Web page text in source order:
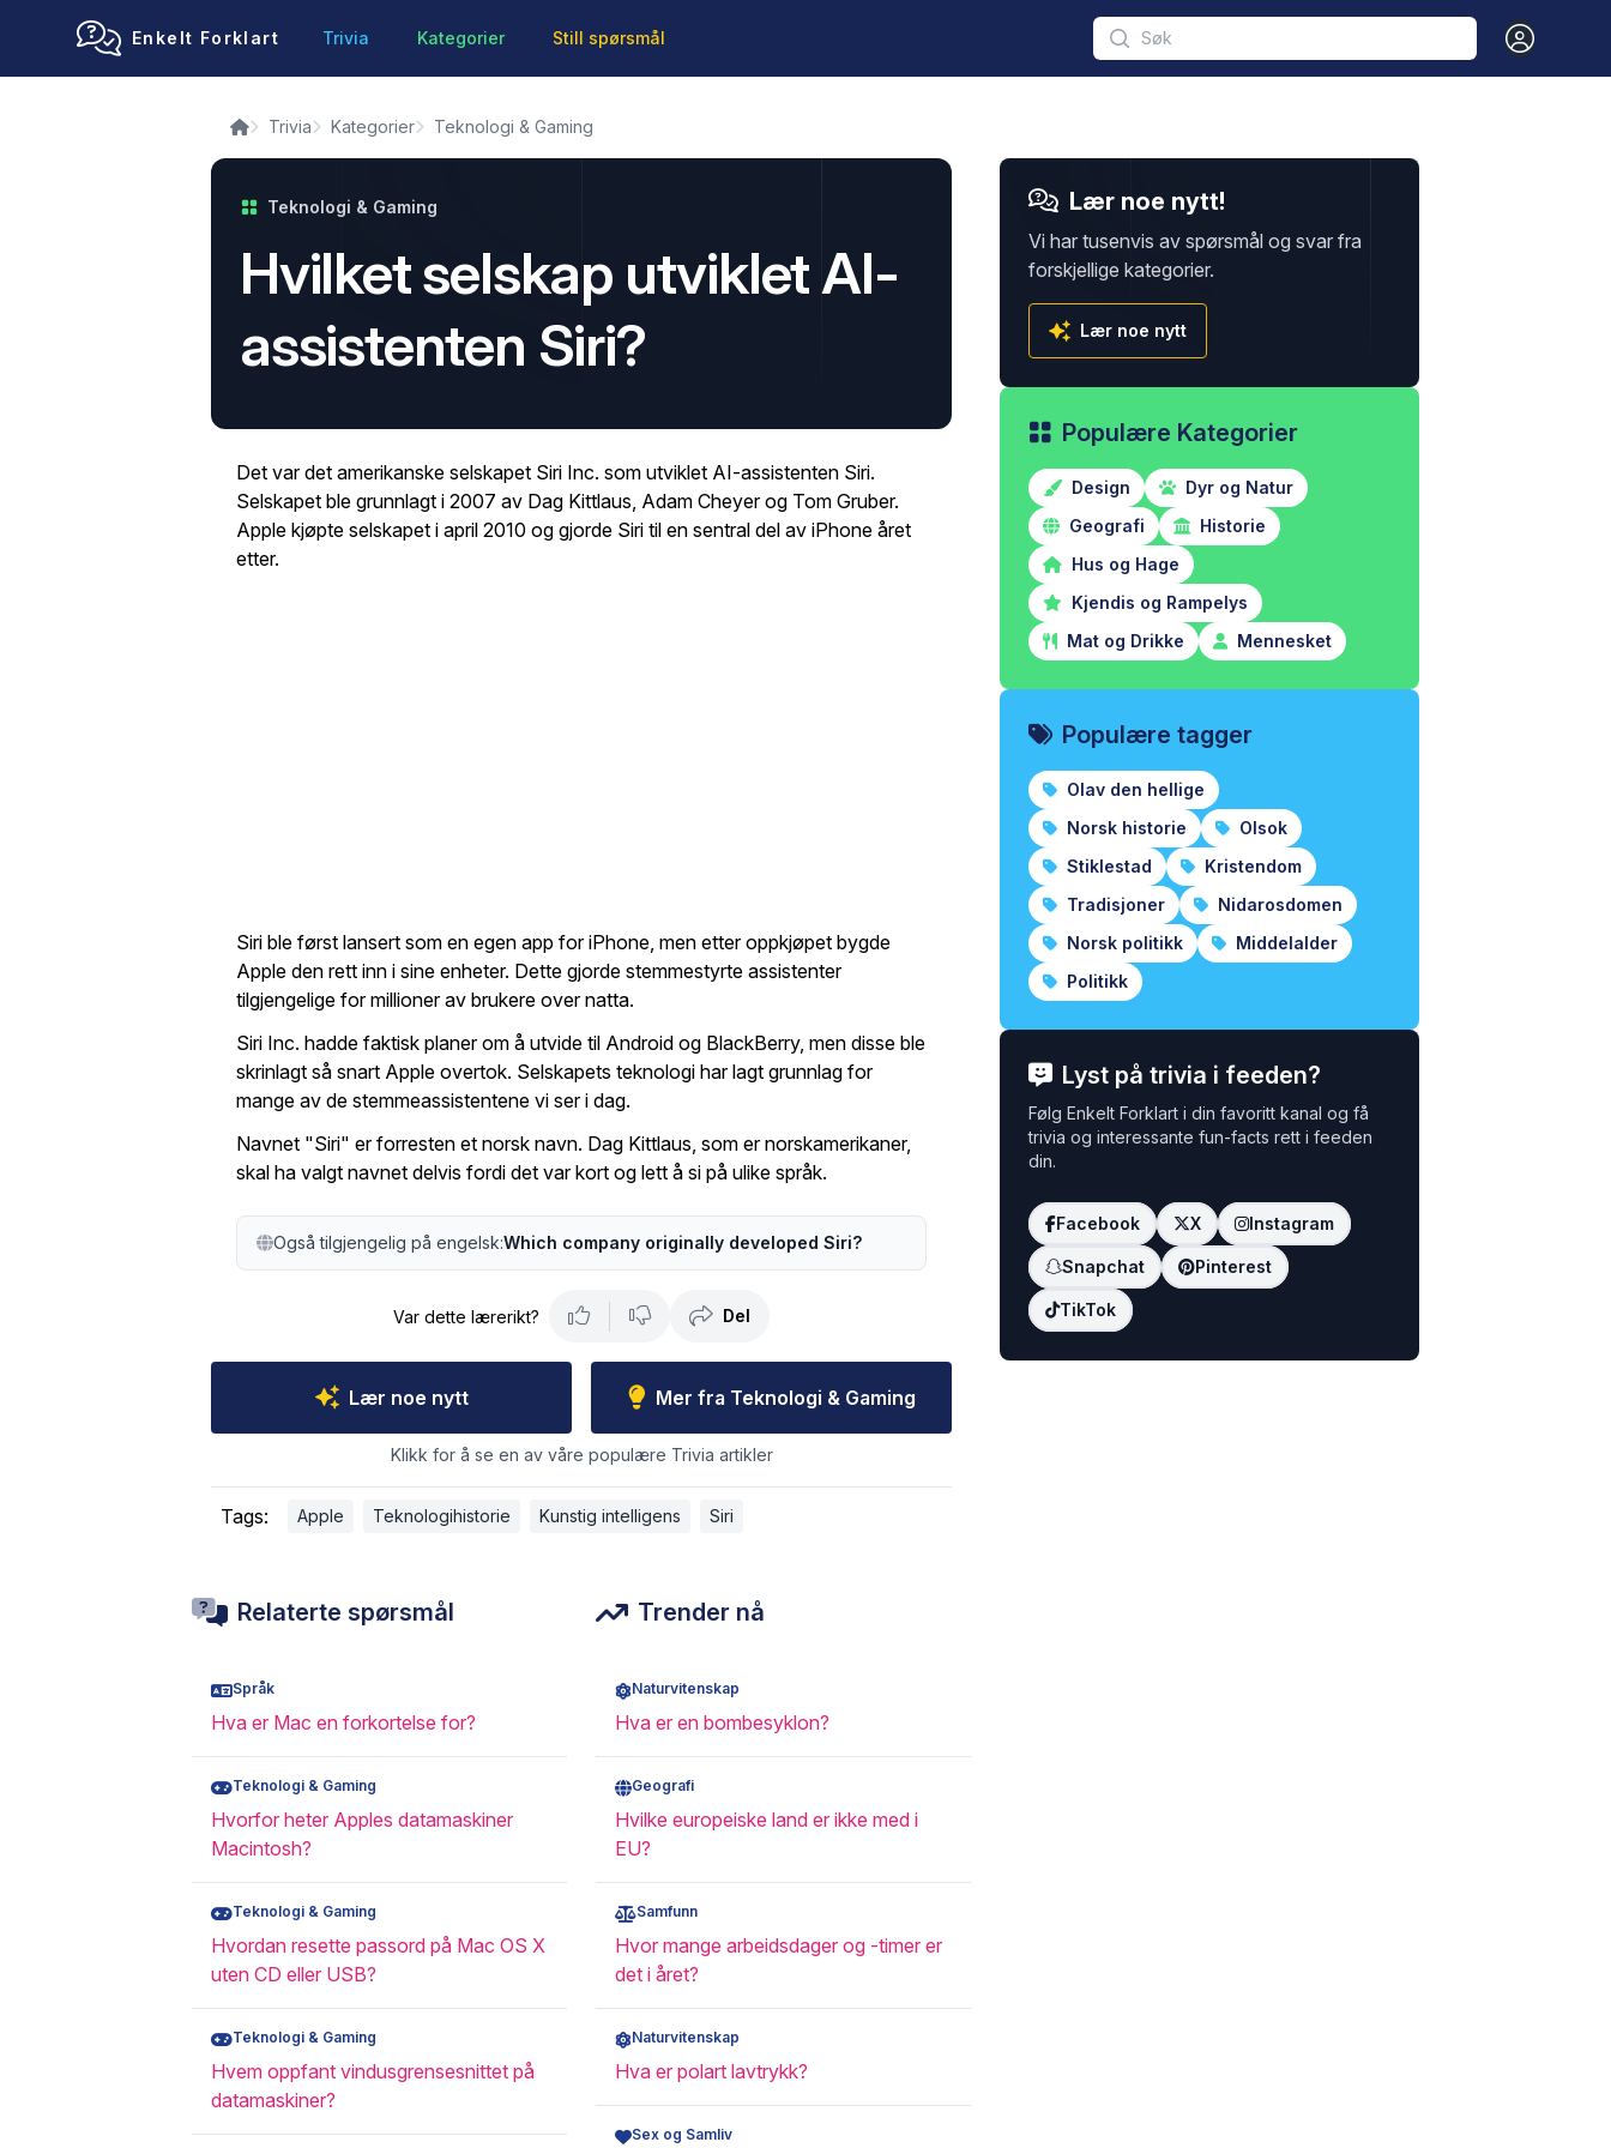
Enkelt Forklart Trivia Kategorier Still spørsmål Open user
Trivia Kategorier Teknologi & Gaming
Teknologi & Gaming
Hvilket selskap utviklet AI-
assistenten Siri?
Det var det amerikanske selskapet Siri Inc. som utviklet AI-assistenten Siri.
Selskapet ble grunnlagt i 2007 av Dag Kittlaus, Adam Cheyer og Tom Gruber.
Apple kjøpte selskapet i april 2010 og gjorde Siri til en sentral del av iPhone året
etter.
Siri ble først lansert som en egen app for iPhone, men etter oppkjøpet bygde
Apple den rett inn i sine enheter. Dette gjorde stemmestyrte assistenter
tilgjengelige for millioner av brukere over natta.
Siri Inc. hadde faktisk planer om å utvide til Android og BlackBerry, men disse ble
skrinlagt så snart Apple overtok. Selskapets teknologi har lagt grunnlag for
mange av de stemmeassistentene vi ser i dag.
Navnet "Siri" er forresten et norsk navn. Dag Kittlaus, som er norskamerikaner,
skal ha valgt navnet delvis fordi det var kort og lett å si på ulike språk.
Også tilgjengelig på engelsk:Which company originally developed Siri?
Var dette lærerikt? Del
Lær noe nytt Mer fra Teknologi & Gaming
Klikk for å se en av våre populære Trivia artikler
Tags: Apple Teknologihistorie Kunstig intelligens Siri
Relaterte spørsmål
Språk
Hva er Mac en forkortelse for?
Teknologi & Gaming
Hvorfor heter Apples datamaskiner
Macintosh?
Teknologi & Gaming
Hvordan resette passord på Mac OS X
uten CD eller USB?
Teknologi & Gaming
Hvem oppfant vindusgrensesnittet på
datamaskiner?
Trender nå
Naturvitenskap
Hva er en bombesyklon?
Geografi
Hvilke europeiske land er ikke med i
EU?
Samfunn
Hvor mange arbeidsdager og -timer er
det i året?
Naturvitenskap
Hva er polart lavtrykk?
Sex og Samliv
Lær noe nytt!
Vi har tusenvis av spørsmål og svar fra
forskjellige kategorier.
Lær noe nytt
Populære Kategorier
Design
Dyr og Natur
Geografi
Historie
Hus og Hage
Kjendis og Rampelys
Mat og Drikke
Mennesket
Populære tagger
Olav den hellige
Norsk historie
Olsok
Stiklestad
Kristendom
Tradisjoner
Nidarosdomen
Norsk politikk
Middelalder
Politikk
Lyst på trivia i feeden?
Følg Enkelt Forklart i din favoritt kanal og få
trivia og interessante fun-facts rett i feeden
din.
Facebook X Instagram
Snapchat Pinterest
TikTok